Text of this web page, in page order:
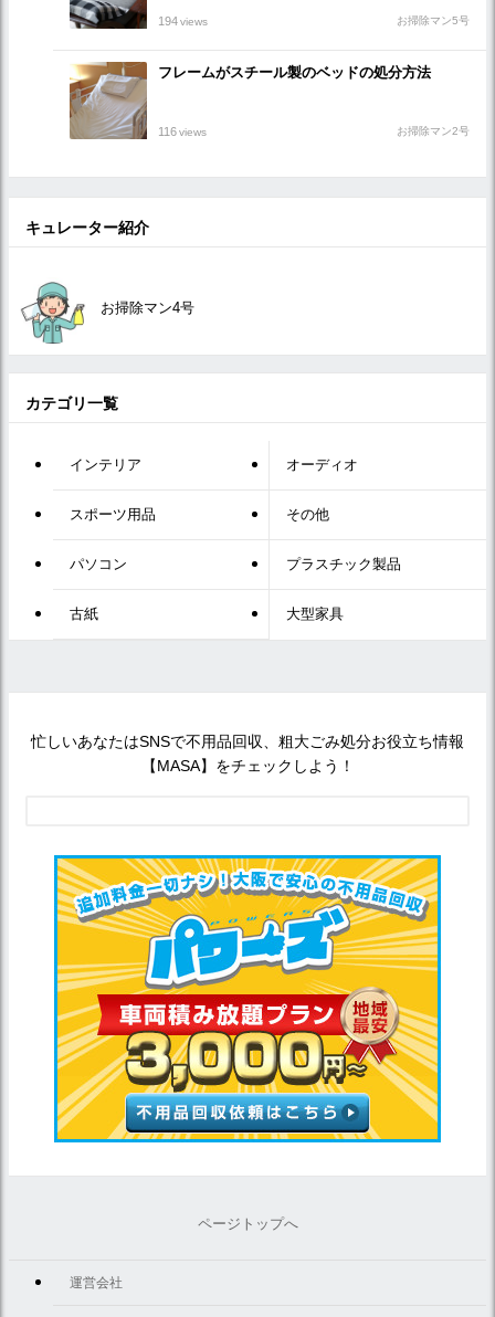
194views お掃除マン5号
フレームがスチール製のベッドの処分方法
116views お掃除マン2号
キュレーター紹介
お掃除マン4号
カテゴリ一覧
インテリア オーディオ
スポーツ用品 その他
パソコン プラスチック製品
古紙 大型家具
忙しいあなたはSNSで不用品回収、粗大ごみ処分お役立ち情報
【MASA】をチェックしよう！
ページトップへ
運営会社